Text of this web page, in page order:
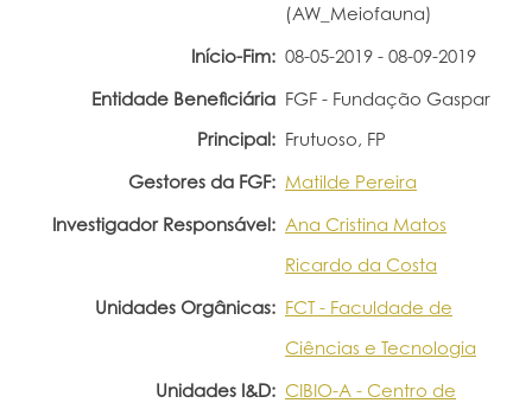
(AW_Meiofauna)
Início-Fim: 08-05-2019 - 08-09-2019
Entidade Beneficiária
Principal:
FGF - Fundação Gaspar
Frutuoso, FP
Gestores da FGF: Matilde Pereira
Investigador Responsável: Ana Cristina Matos
Ricardo da Costa
Unidades Orgânicas: FCT - Faculdade de
Ciências e Tecnologia
Unidades I&D: CIBIO-A - Centro de